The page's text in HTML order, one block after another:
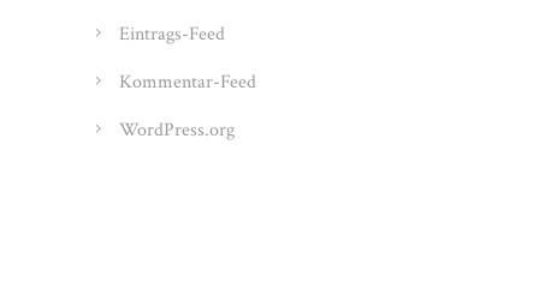
Eintrags-Feed
Kommentar-Feed
WordPress.org